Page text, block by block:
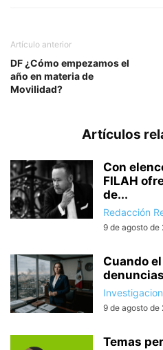
Artículo anterior
DF ¿Cómo empezamos el
año en materia de
Movilidad?
Artículos
Con
FILAH
de...
Redacción
9 de agosto de
Cuando
denuncias
9 de agosto de
Temas